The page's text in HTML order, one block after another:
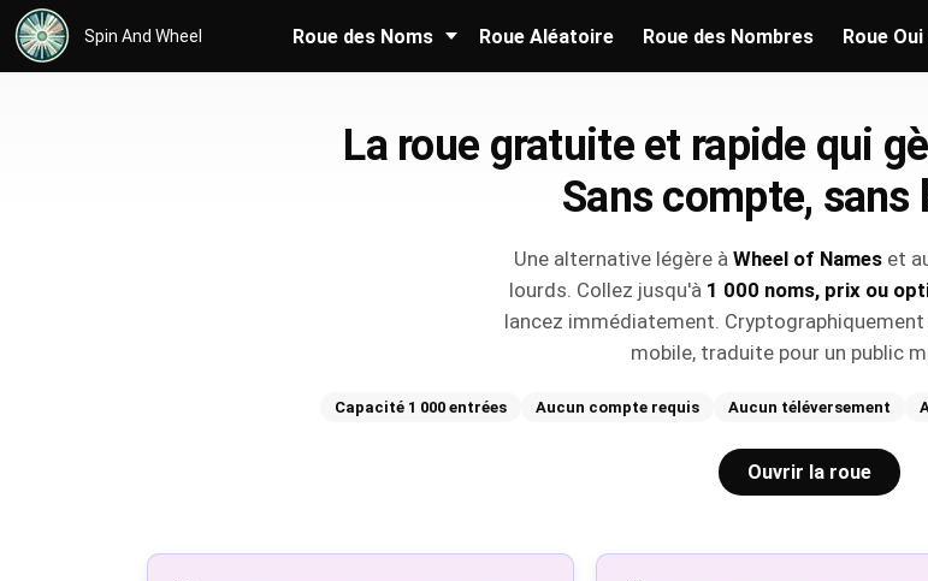
Spin And Wheel Roue des Noms Roue Aléatoire Roue des Nombres Roue
La roue gratuite et rapide qui
Sans compte, sans
Une alternative légère à Wheel of Nameset
lourds. Collez jusqu'à 1 000 noms, prix ou
lancez immédiatement.
mobile, traduite pour un public
Capacité 1 000 entrées Aucun compte requis Aucun téléversement
Ouvrir la roue